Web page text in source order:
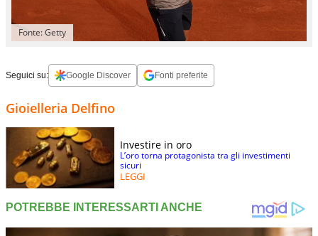
Fonte: Getty
Seguici su: Google Discover Fonti preferite
Gioielleria Delfino
Investire in oro
L’oro torna protagonista tra gli investimenti
sicuri
LEGGI